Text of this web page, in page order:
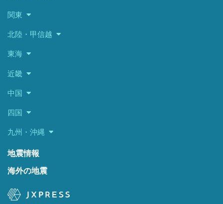
関東
北陸・甲信越
東海
近畿
中国
四国
九州・沖縄
地震情報
海外の地震